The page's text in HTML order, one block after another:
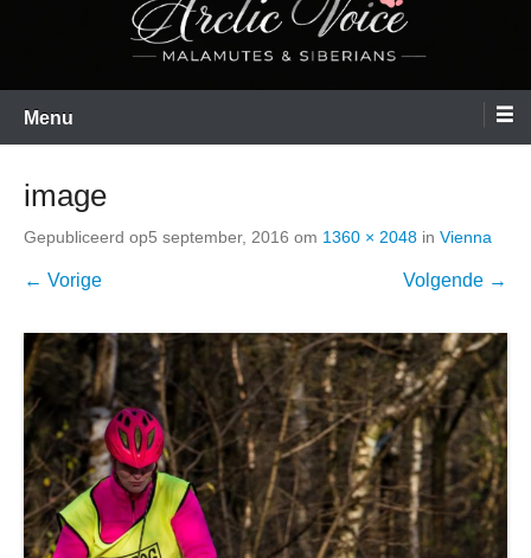
Menu
image
Gepubliceerd op5 september, 2016 om 1360 × 2048 in Vienna
← Vorige Volgende →